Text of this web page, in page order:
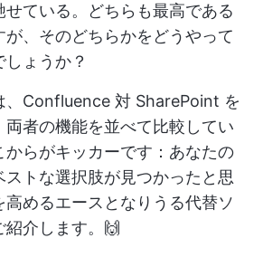
ている。どちらも最高である
が、そのどちらかをどうやって
ょうか？
、Confluence 対 SharePoint を
者の機能を並べて比較してい
からがキッカーです：あなたの
ストな選択肢が見つかったと思
高めるエースとなりうる代替ソ
紹介します。🙌